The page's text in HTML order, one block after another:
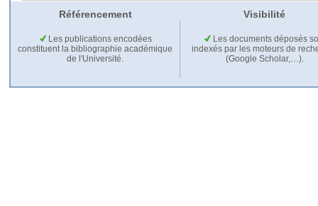
Référencement Visibilité
Les publications encodées
constituent la bibliographie académique
de l'Université.
Les documents déposés
indexés par les moteurs de
(Google Scholar,…).